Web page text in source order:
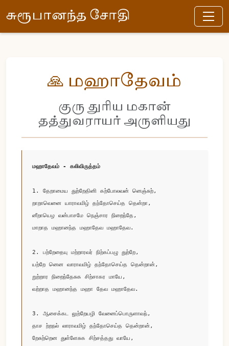
சுரூபானந்த சோதி
🙏 மஹாதேவம்
குரு துரிய மகான்
தத்துவராயர் அருளியது
மஹாதேவம் - கலிவிருத்தம்
1. தேறாமைய துற்றேதினி கற்போலவன் னெஞ்சுற்,
றாறாவெனை யாராவமிழ் தந்தோசெய்த தென்றா,
னீறாயெழ வன்பாசமே நெஞ்சார நிறைந்தே,
மாறாத மஹானந்த மஹாதேவ மஹாதேவ.
2. பற்றேதையு மற்றாரவர் நிற்கப்பழு துற்றே,
யற்றே னென வாராவமிழ் தந்தோசெய்த தென்றான்,
றுற்றார நிறைந்தேசுக சிற்சாகர மாயே,
வற்றாத மஹானந்த மஹா தேவ மஹாதேவ.
3. ஆசைக்கட லுற்றேயழி வேனைப்பொருளாவந்,
தாச ற்றநல் லாராவமிழ் தந்தோசெய்த தென்றான்,
றேசுற்றென துள்ளேசுக சிற்சத்தது வாயே,